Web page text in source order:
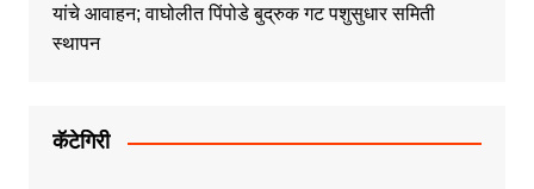
यांचे आवाहन; वाघोलीत पिंपोडे बुद्रुक गट पशुसुधार समिती
स्थापन
कॅटेगिरी